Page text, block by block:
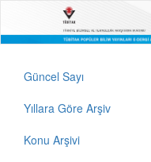
Güncel Sayı
Yıllara Göre Arşiv
Konu Arşivi